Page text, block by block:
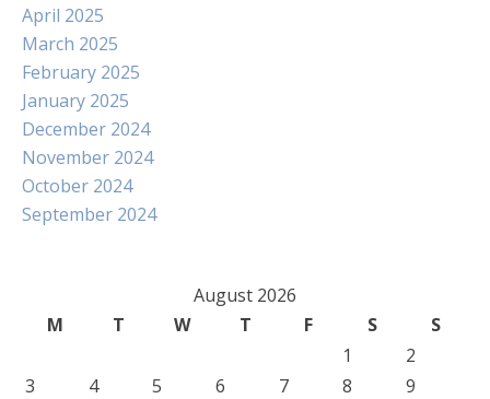
April 2025
March 2025
February 2025
January 2025
December 2024
November 2024
October 2024
September 2024
August 2026
M
T W T F S
S
1
2
3
4 5 6 7 8
9